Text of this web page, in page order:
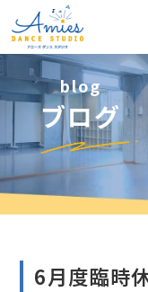
blog
ブログ
6月度臨時